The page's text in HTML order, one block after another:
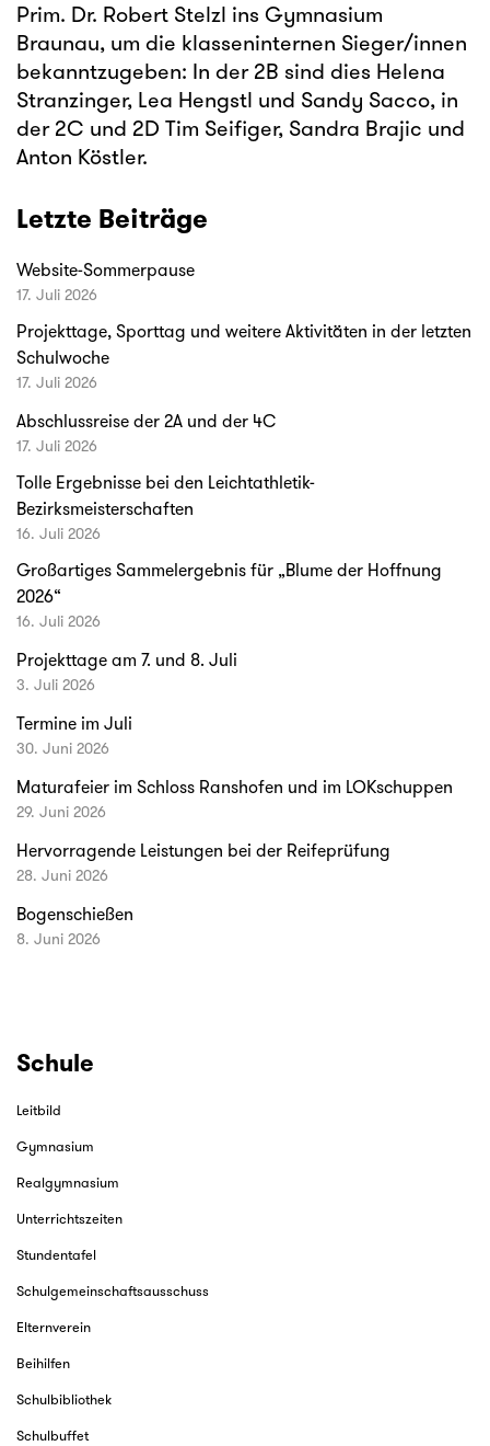
Prim. Dr. Robert Stelzl ins Gymnasium
Braunau, um die klasseninternen Sieger/innen
bekanntzugeben: In der 2B sind dies Helena
Stranzinger, Lea Hengstl und Sandy Sacco, in
der 2C und 2D Tim Seifiger, Sandra Brajic und
Anton Köstler.
Letzte Beiträge
Website-Sommerpause
17. Juli 2026
Projekttage, Sporttag und weitere Aktivitäten in der letzten
Schulwoche
17. Juli 2026
Abschlussreise der 2A und der 4C
17. Juli 2026
Tolle Ergebnisse bei den Leichtathletik-
Bezirksmeisterschaften
16. Juli 2026
Großartiges Sammelergebnis für „Blume der Hoffnung
2026“
16. Juli 2026
Projekttage am 7. und 8. Juli
3. Juli 2026
Termine im Juli
30. Juni 2026
Maturafeier im Schloss Ranshofen und im LOKschuppen
29. Juni 2026
Hervorragende Leistungen bei der Reifeprüfung
28. Juni 2026
Bogenschießen
8. Juni 2026
Schule
Leitbild
Gymnasium
Realgymnasium
Unterrichtszeiten
Stundentafel
Schulgemeinschaftsausschuss
Elternverein
Beihilfen
Schulbibliothek
Schulbuffet